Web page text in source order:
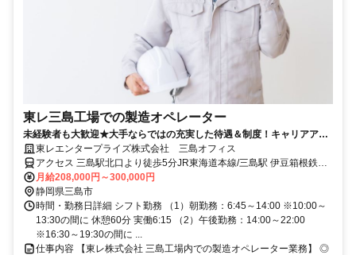
東レ三島工場での製造オペレーター
未経験者も大歓迎★大手ならではの充実した待遇＆制度！キャリアアッ
プ可能な職場！
東レエンタープライズ株式会社 三島オフィス
アクセス 三島駅北口より徒歩5分JR東海道本線/三島駅 伊豆箱根鉄道
駿豆線/三島駅
月給208,000円～300,000円
静岡県三島市
時間・勤務日詳細 シフト勤務 （1）朝勤務：6:45～14:00 ※10:00～
13:30の間に 休憩60分 実働6:15 （2）午後勤務：14:00～22:00
※16:30～19:30の間に ...
仕事内容 【東レ株式会社 三島工場内での製造オペレーター業務】 ◎